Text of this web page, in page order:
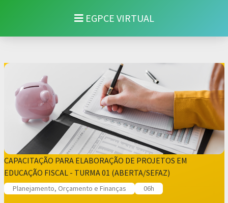
EGPCE VIRTUAL
CAPACITAÇÃO PARA ELABORAÇÃO DE PROJETOS EM
EDUCAÇÃO FISCAL - TURMA 01 (ABERTA/SEFAZ)
Planejamento, Orçamento e Finanças 06h